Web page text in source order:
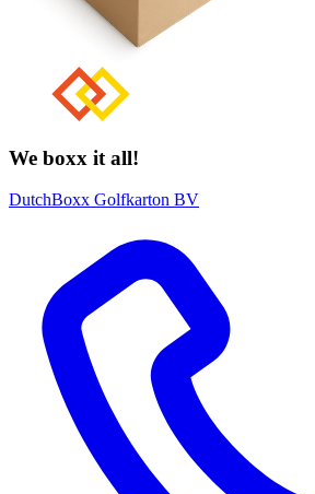
We boxx it all!
DutchBoxx Golfkarton BV